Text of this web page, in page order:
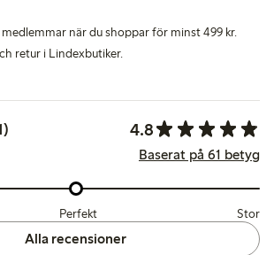
när du shoppar för minst 499 kr.
retur i Lindexbutiker.
4.8
Baserat på 61 betyg
Perfekt Stor
Alla recensioner